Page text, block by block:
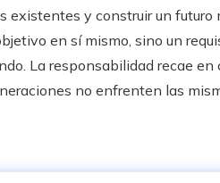
existentes y construir un futuro
en sí mismo, sino un
La responsabilidad recae en
no enfrenten las